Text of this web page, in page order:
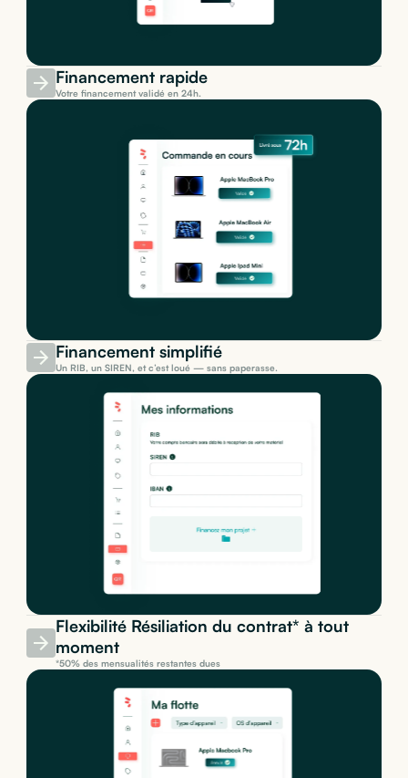
Financement rapide
Votre financement validé en 24h.
Financement simplifié
Un RIB, un SIREN, et c’est loué — sans paperasse.
Flexibilité Résiliation du contrat* à tout
moment
*50% des mensualités restantes dues